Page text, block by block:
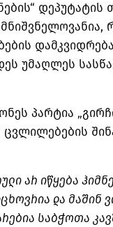
უმაღლეს
პარტია
არ იწყება
და მაშინ
საბჭოთა